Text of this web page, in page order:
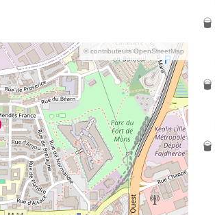
© contributeurs OpenStreetMap